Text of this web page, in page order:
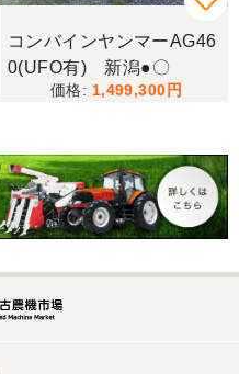
コンバインヤンマーAG46
0(UFO有) 新潟●〇
1,499,300